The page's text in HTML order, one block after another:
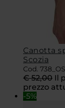
Canotta
Scozia
Cod. 738_OS
€52,00 Il
prezzo
-5%